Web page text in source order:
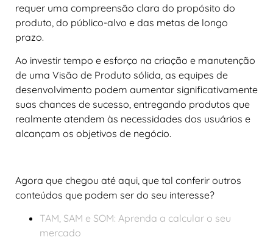
requer uma compreensão clara do propósito do
produto, do público-alvo e das metas de longo
prazo.
Ao investir tempo e esforço na criação e manutenção
de uma Visão de Produto sólida, as equipes de
desenvolvimento podem aumentar significativamente
suas chances de sucesso, entregando produtos que
realmente atendem às necessidades dos usuários e
alcançam os objetivos de negócio.
Agora que chegou até aqui, que tal conferir outros
conteúdos que podem ser do seu interesse?
TAM, SAM e SOM: Aprenda a calcular o seu
mercado